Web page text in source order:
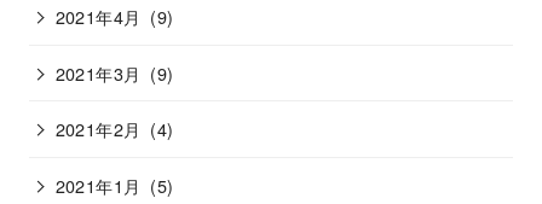
2021年4月 (9)
2021年3月 (9)
2021年2月 (4)
2021年1月 (5)